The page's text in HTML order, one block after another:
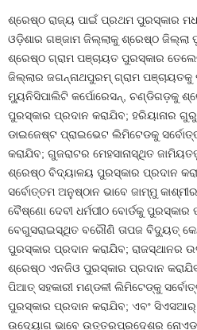
ଶ୍ରେଷ୍ଠ ରାଜ୍ୟ ପାଇଁ ପ୍ରଥମ ପୁରସ୍କାର
ଓଡ଼ିଶାର ଗଞ୍ଜାମ ଜିଲ୍ଲାକୁ ଶ୍ରେଷ୍ଠ ଜିଲ୍ଲା
ଶ୍ରେଷ୍ଠ ଗ୍ରାମ ପଞ୍ଚାୟତ ପୁରସ୍କାର
ଜିଲ୍ଲାର ଜଗନ୍ନାଥପୁରମ୍ ଗ୍ରାମ
ମ୍ୟୁନିସିପାଲିଟି କର୍ପୋରେସନ୍‌, ଚଣ୍ଡିଗଡ଼କୁ
ପୁରସ୍କାର ପ୍ରଦାନ କରାଯିବ; ହରିୟାନାର
ଡାଇଜେଷ୍ଟ ପ୍ରାଇଭେଟ ଲିମିଟେଡକୁ
କରାଯିବ; ଗୁଜରାଟର ମେହସାନାସ୍ଥିତ
ଶ୍ରେଷ୍ଠ ବିଦ୍ୟାଳୟ ପୁରସ୍କାର ପ୍ରଦାନ
ସର୍ବୋତ୍ତମ ଅନୁଷ୍ଠାନ ଭାବେ ଜାମ୍ମୁ
ବୈଷ୍ଣୋ ଦେବୀ ଧର୍ମପୀଠ ବୋର୍ଡକୁ ପୁରସ୍କାର
ବେଗୁସରାଇସ୍ଥିତ ବରୌଣି ତାପଜ ବିଦ୍ୟୁତ୍
ପୁରସ୍କାର ପ୍ରଦାନ କରାଯିବ; ରାଜସ୍ଥାନର
ଶ୍ରେଷ୍ଠ ଏନଜିଓ ପୁରସ୍କାର ପ୍ରଦାନ
ପିଆତ୍ ସହକାରୀ ମଣ୍ଡଳୀ ଲିମିଟେଡ୍‌କୁ
ପୁରସ୍କାର ପ୍ରଦାନ କରାଯିବ; ଏବଂ ସିଏସଆର୍
ଉଦ୍ୟୋଗ ଭାବେ ଉତ୍ତରପ୍ରଦେଶର